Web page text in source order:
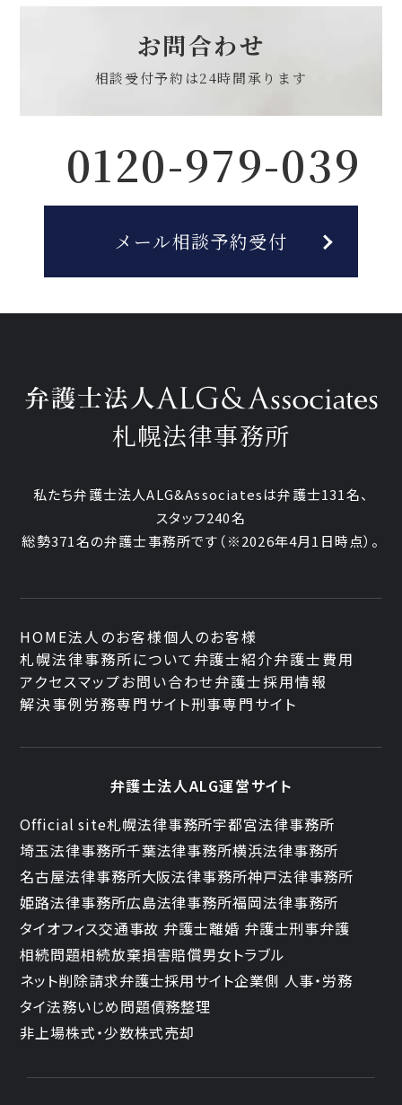
お問合わせ
相談受付予約は24時間承ります
0120-979-039
メール相談予約受付
札幌法律事務所
私たち弁護士法人ALG&Associatesは弁護士131名、
スタッフ240名
総勢371名の弁護士事務所です （※2026年4月1日時点）。
HOME法人のお客様個人のお客様
札幌法律事務所について 弁護士紹介弁護士費用
アクセスマップお問い合わせ弁護士採用情報
解決事例労務専門サイト刑事専門サイト
弁護士法人ALG運営サイト
Official site札幌法律事務所宇都宮法律事務所
埼玉法律事務所千葉法律事務所横浜法律事務所
名古屋法律事務所大阪法律事務所神戸法律事務所
姫路法律事務所広島法律事務所福岡法律事務所
タイオフィス交通事故 弁護士離婚 弁護士刑事弁護
相続問題相続放棄損害賠償男女トラブル
ネット削除請求弁護士採用サイト企業側 人事・労務
タイ法務いじめ問題債務整理
非上場株式・少数株式売却